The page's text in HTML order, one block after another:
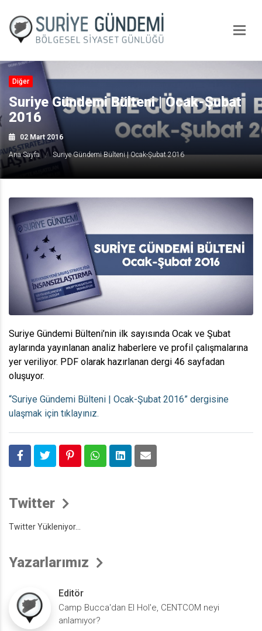
Diğer
Suriye Gündemi Bülteni | Ocak-Şubat
2016
02 Mart 2016
Ana Sayfa Suriye Gündemi Bülteni | Ocak-Şubat 2016
Suriye Gündemi Bülteni’nin ilk sayısında Ocak ve Şubat
aylarında yayınlanan analiz haberlere ve profil çalışmalarına
yer veriliyor. PDF olarak hazırlanan dergi 46 sayfadan
oluşuyor.
“Suriye Gündemi Bülteni | Ocak-Şubat 2016” dergisine
ulaşmak için tıklayınız.
Twitter
Twitter Yükleniyor...
Yazarlarımız
Editör
Camp Bucca'dan El Hol'e, CENTCOM neyi
anlamıyor?